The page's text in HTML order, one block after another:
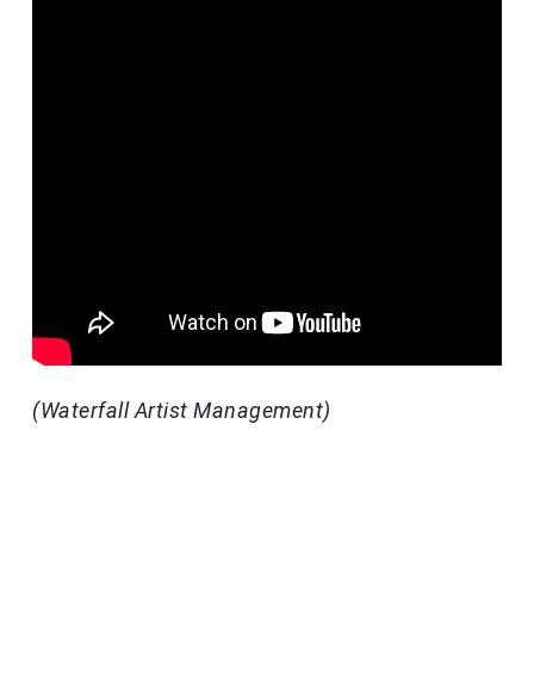
(Waterfall Artist Management)